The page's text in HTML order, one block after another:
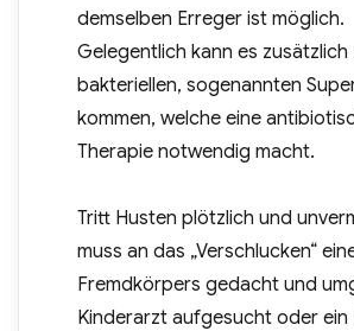
demselben Erreger ist möglich.
Gelegentlich kann es zusätzlich
bakteriellen, sogenannten
kommen, welche eine
Therapie notwendig macht.
Tritt Husten plötzlich und
muss an das „Verschlucken“
Fremdkörpers gedacht und
Kinderarzt aufgesucht oder